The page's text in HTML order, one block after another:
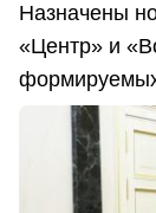
Назначены
«Центр» и